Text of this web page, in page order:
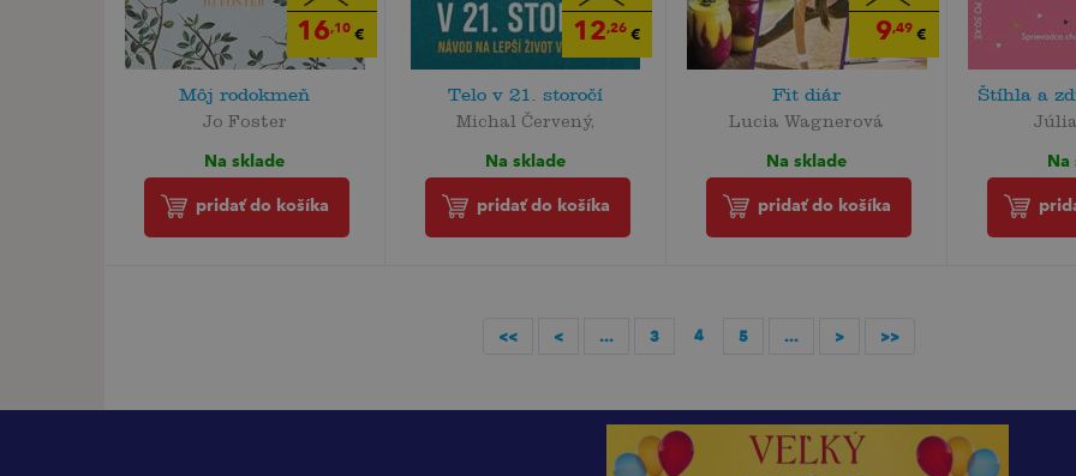
16,10 €
Môj rodokmeň
Jo Foster
Na sklade
pridať do košíka
12,26€
Telo v 21. storočí
Michal Červený,
Na sklade
pridať do košíka
9,49 €
Fit diár
Lucia Wagnerová
Na sklade
pridať do košíka
Štíhla a
Na
<< < ... 3 4 5 ... > >>